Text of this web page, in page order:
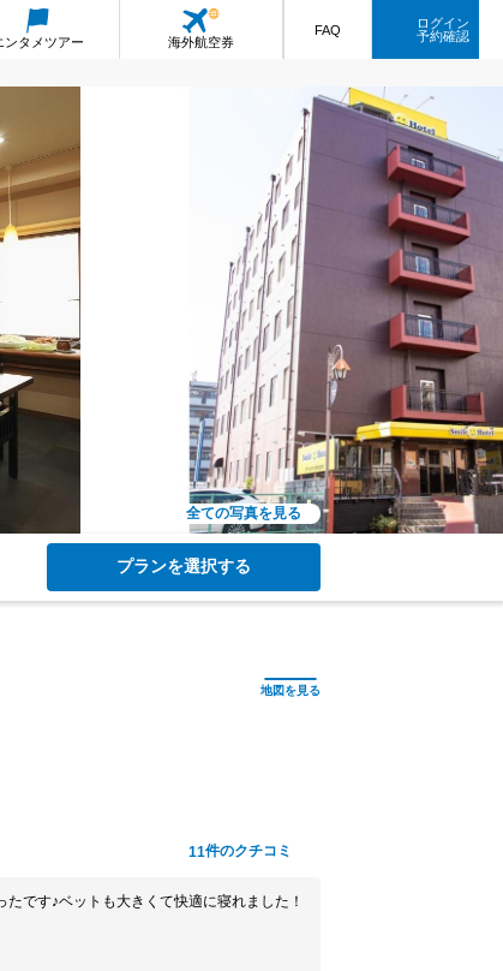
ンタメツアー 海外航空券
FAQ
ログイン
予約確認
全ての写真を見る
プランを選択する
11件のクチコミ
です♪ベットも大きくて快適に寝れました！